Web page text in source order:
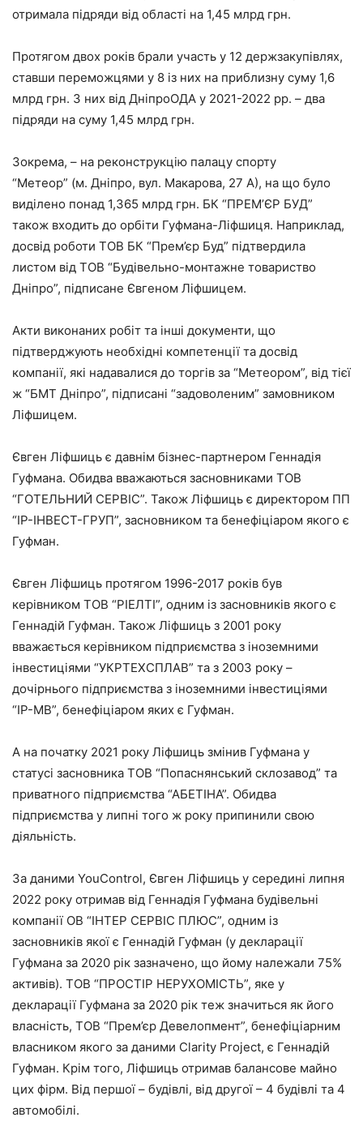
отримала підряди від області на 1,45 млрд грн.
Протягом двох років брали участь у 12 держзакупівлях,
ставши переможцями у 8 із них на приблизну суму 1,6
млрд грн. З них від ДніпроОДА у 2021-2022 pp. – два
підряди на суму 1,45 млрд грн.
Зокрема, – на реконструкцію палацу спорту
“Метеор” (м. Дніпро, вул. Макарова, 27 А), на що було
виділено понад 1,365 млрд грн. БК “ПРЕМ’ЄР БУД”
також входить до орбіти Гуфмана-Ліфшиця. Наприклад,
досвід роботи ТОВ БК “Прем’єр Буд” підтвердила
листом від ТОВ “Будівельно-монтажне товариство
Дніпро”, підписане Євгеном Ліфшицем.
Акти виконаних робіт та інші документи, що
підтверджують необхідні компетенції та досвід
компанії, які надавалися до торгів за “Метеором”, від тієї
ж “БМТ Дніпро”, підписані “задоволеним” замовником
Ліфшицем.
Євген Ліфшиць є давнім бізнес-партнером Геннадія
Гуфмана. Обидва вважаються засновниками ТОВ
“ГОТЕЛЬНИЙ СЕРВІС”. Також Ліфшиць є директором ПП
“ІР-ІНВЕСТ-ГРУП”, засновником та бенефіціаром якого є
Гуфман.
Євген Ліфшиць протягом 1996-2017 років був
керівником ТОВ “РІЕЛТІ”, одним із засновників якого є
Геннадій Гуфман. Також Ліфшиць з 2001 року
вважається керівником підприємства з іноземними
інвестиціями “УКРТЕХСПЛАВ” та з 2003 року –
дочірнього підприємства з іноземними інвестиціями
“ІР-МВ”, бенефіціаром яких є Гуфман.
А на початку 2021 року Ліфшиць змінив Гуфмана у
статусі засновника ТОВ “Попаснянський склозавод” та
приватного підприємства “АБЕТІНА”. Обидва
підприємства у липні того ж року припинили свою
діяльність.
За даними YouControl, Євген Ліфшиць у середині липня
2022 року отримав від Геннадія Гуфмана будівельні
компанії ОВ “ІНТЕР СЕРВІС ПЛЮС”, одним із
засновників якої є Геннадій Гуфман (у декларації
Гуфмана за 2020 рік зазначено, що йому належали 75%
активів). ТОВ “ПРОСТІР НЕРУХОМІСТЬ”, яке у
декларації Гуфмана за 2020 рік теж значиться як його
власність, ТОВ “Прем’єр Девелопмент”, бенефіціарним
власником якого за даними Clarity Project, є Геннадій
Гуфман. Крім того, Ліфшиць отримав балансове майно
цих фірм. Від першої – будівлі, від другої – 4 будівлі та 4
автомобілі.